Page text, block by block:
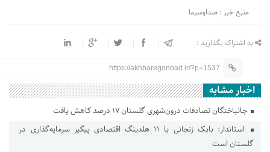
منبع خبر : صداوسیما
به اشتراک بگذارید :
https://akhbaregonbad.ir/?p=1537
اخبار مشابه
جانباختگان تصادفات درون‌شهری گلستان ۱۷ درصد کاهش یافت
استاندار: بابک زنجانی با ۱۱ هلدینگ اقتصادی پیگیر سرمایه‌گذاری در
گلستان است